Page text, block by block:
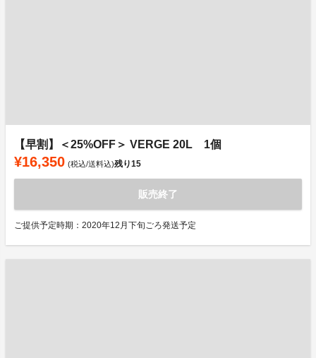
【早割】＜25%OFF＞ VERGE 20L 1個
¥16,350 (税込/送料込)残り15
販売終了
ご提供予定時期：2020年12月下旬ごろ発送予定